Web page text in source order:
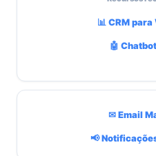
📊 CRM
🤖
✉ Email
📢